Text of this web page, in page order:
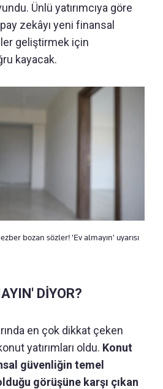
Ünlü yatırımcıya göre
zekâyı yeni finansal
geliştirmek için
kayacak.
bozan sözler! 'Ev almayın' uyarısı
DİYOR?
en çok dikkat çeken
yatırımları oldu. Konut
güvenliğin temel
görüşüne karşı çıkan